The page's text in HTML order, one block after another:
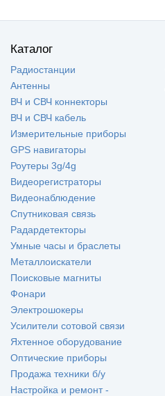
Каталог
Радиостанции
Антенны
ВЧ и СВЧ коннекторы
ВЧ и СВЧ кабель
Измерительные приборы
GPS навигаторы
Роутеры 3g/4g
Видеорегистраторы
Видеонаблюдение
Спутниковая связь
Радардетекторы
Умные часы и браслеты
Металлоискатели
Поисковые магниты
Фонари
Электрошокеры
Усилители сотовой связи
Яхтенное оборудование
Оптические приборы
Продажа техники б/у
Настройка и ремонт -